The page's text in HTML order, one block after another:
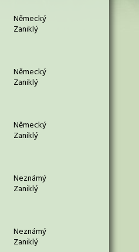
Německý
Zaniklý
Německý
Zaniklý
Německý
Zaniklý
Neznámý
Zaniklý
Neznámý
Zaniklý